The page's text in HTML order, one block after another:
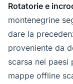
Rotatorie e
montenegrine
dare la
proveniente da
scarsa nei
mappe offline